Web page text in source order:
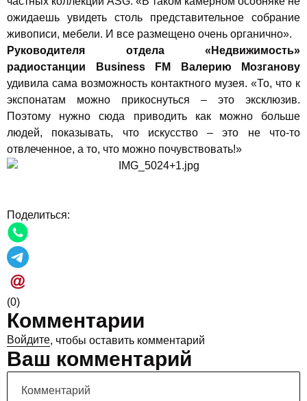
ожидаешь увидеть столь представительное собрание
живописи, мебели. И все размещено очень органично».
Руководителя отдела «Недвижимость»
радиостанции Business FM Валерию Мозганову
удивила сама возможность контактного музея. «То, что к
экспонатам можно прикоснуться – это эксклюзив.
Поэтому нужно сюда приводить как можно больше
людей, показывать, что искусство – это не что-то
отвлеченное, а то, что можно почувствовать!»
Поделиться:
(0)
Комментарии
Войдите, чтобы оставить комментарий
Ваш комментарий